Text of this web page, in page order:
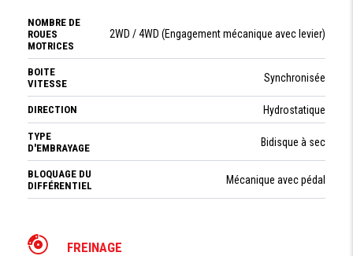
NOMBRE DE
ROUES
MOTRICES
2WD / 4WD (Engagement mécanique avec levier)
BOITE
VITESSE
Synchronisée
DIRECTION Hydrostatique
TYPE
D'EMBRAYAGE
Bidisque à sec
BLOQUAGE DU
DIFFÉRENTIEL
Mécanique avec pédal
FREINAGE